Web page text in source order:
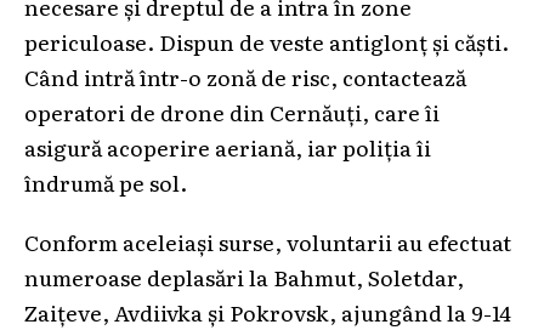
periculoase. Dispun de veste antiglonț și căști.
Când intră într-o zonă de risc, contactează
operatori de drone din Cernăuți, care îi
asigură acoperire aeriană, iar poliția îi
îndrumă pe sol.
Conform aceleiași surse, voluntarii au efectuat
numeroase deplasări la Bahmut, Soletdar,
Zaițeve, Avdiivka și Pokrovsk, ajungând la 9-14